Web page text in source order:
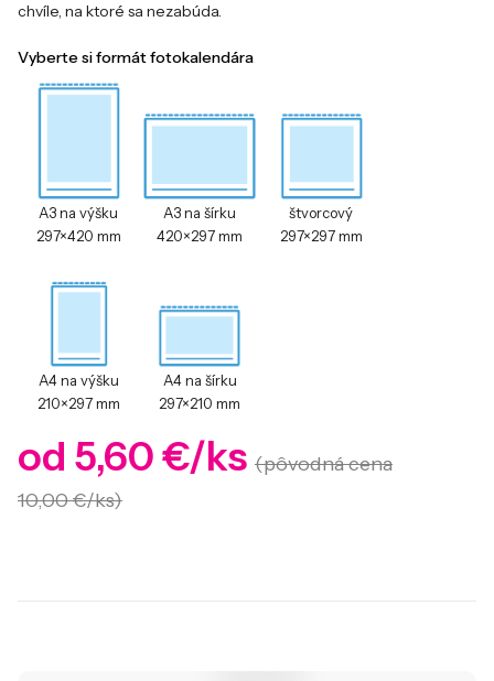
chvíle, na ktoré sa nezabúda.
Vyberte si formát fotokalendára
A3 na výšku
297×420 mm
A3 na šírku
420×297 mm
štvorcový
297×297 mm
A4 na výšku
210×297 mm
A4 na šírku
297×210 mm
od 5,60 €/ks (pôvodná cena
10,00 €/ks)